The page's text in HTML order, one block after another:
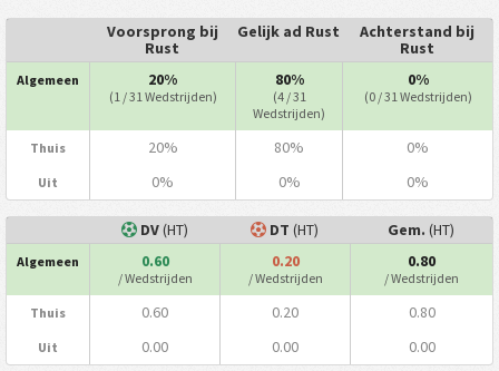
Voorsprong bij
Rust
Gelijk ad Rust
Achterstand bij
Rust
Algemeen 20%
(1 / 31 Wedstrijden)
80%
(4 / 31
Wedstrijden)
0%
(0 / 31 Wedstrijden)
Thuis 20% 80% 0%
Uit 0% 0% 0%
DV(HT) DT (HT) Gem. (HT)
Algemeen 0.60
/ Wedstrijden
0.20
/ Wedstrijden
0.80
/ Wedstrijden
Thuis 0.60 0.20 0.80
Uit 0.00 0.00 0.00